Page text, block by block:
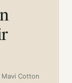
Mavi Cotton